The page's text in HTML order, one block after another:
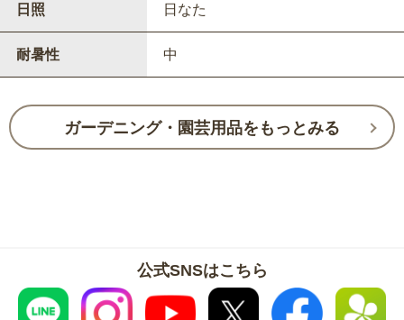
日照 日なた
耐暑性 中
ガーデニング・園芸用品をもっとみる
公式SNSはこちら